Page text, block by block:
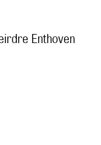
Enthoven